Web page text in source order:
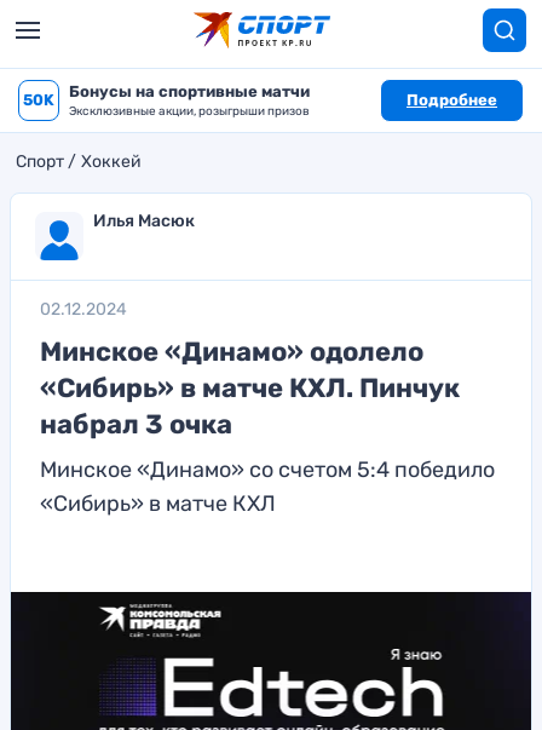
50K Бонусы на спортивные матчи
Эксклюзивные акции, розыгрыши призов
Подробнее
Спорт Хоккей
Илья Масюк
02.12.2024
Минское «Динамо» одолело
«Сибирь» в матче КХЛ. Пинчук
набрал 3 очка
Минское «Динамо» со счетом 5:4 победило
«Сибирь» в матче КХЛ